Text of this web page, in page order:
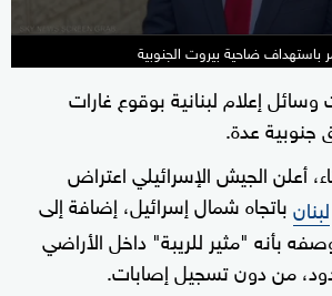
باستهداف ضاحية بيروت الجنوبية
إعلام لبنانية بوقوع غارات
جنوبية عدة.
أعلن الجيش الإسرائيلي اعتراض
لبنانباتجاه شمال إسرائيل، إضافة إلى
"مثير للريبة" داخل الأراضي
من دون تسجيل إصابات.